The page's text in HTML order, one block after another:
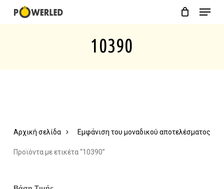
Menu
10390
Εμφάνιση του μοναδικού αποτελέσματος
Αρχική σελίδα
Προϊόντα με ετικέτα “10390”